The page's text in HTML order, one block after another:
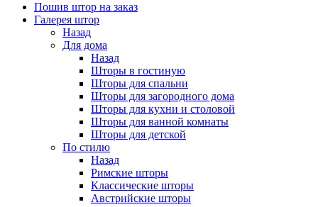
Пошив штор на заказ
Галерея штор
Назад
Для дома
Назад
Шторы в гостиную
Шторы для спальни
Шторы для загородного дома
Шторы для кухни и столовой
Шторы для ванной комнаты
Шторы для детской
По стилю
Назад
Римские шторы
Классические шторы
Австрийские шторы